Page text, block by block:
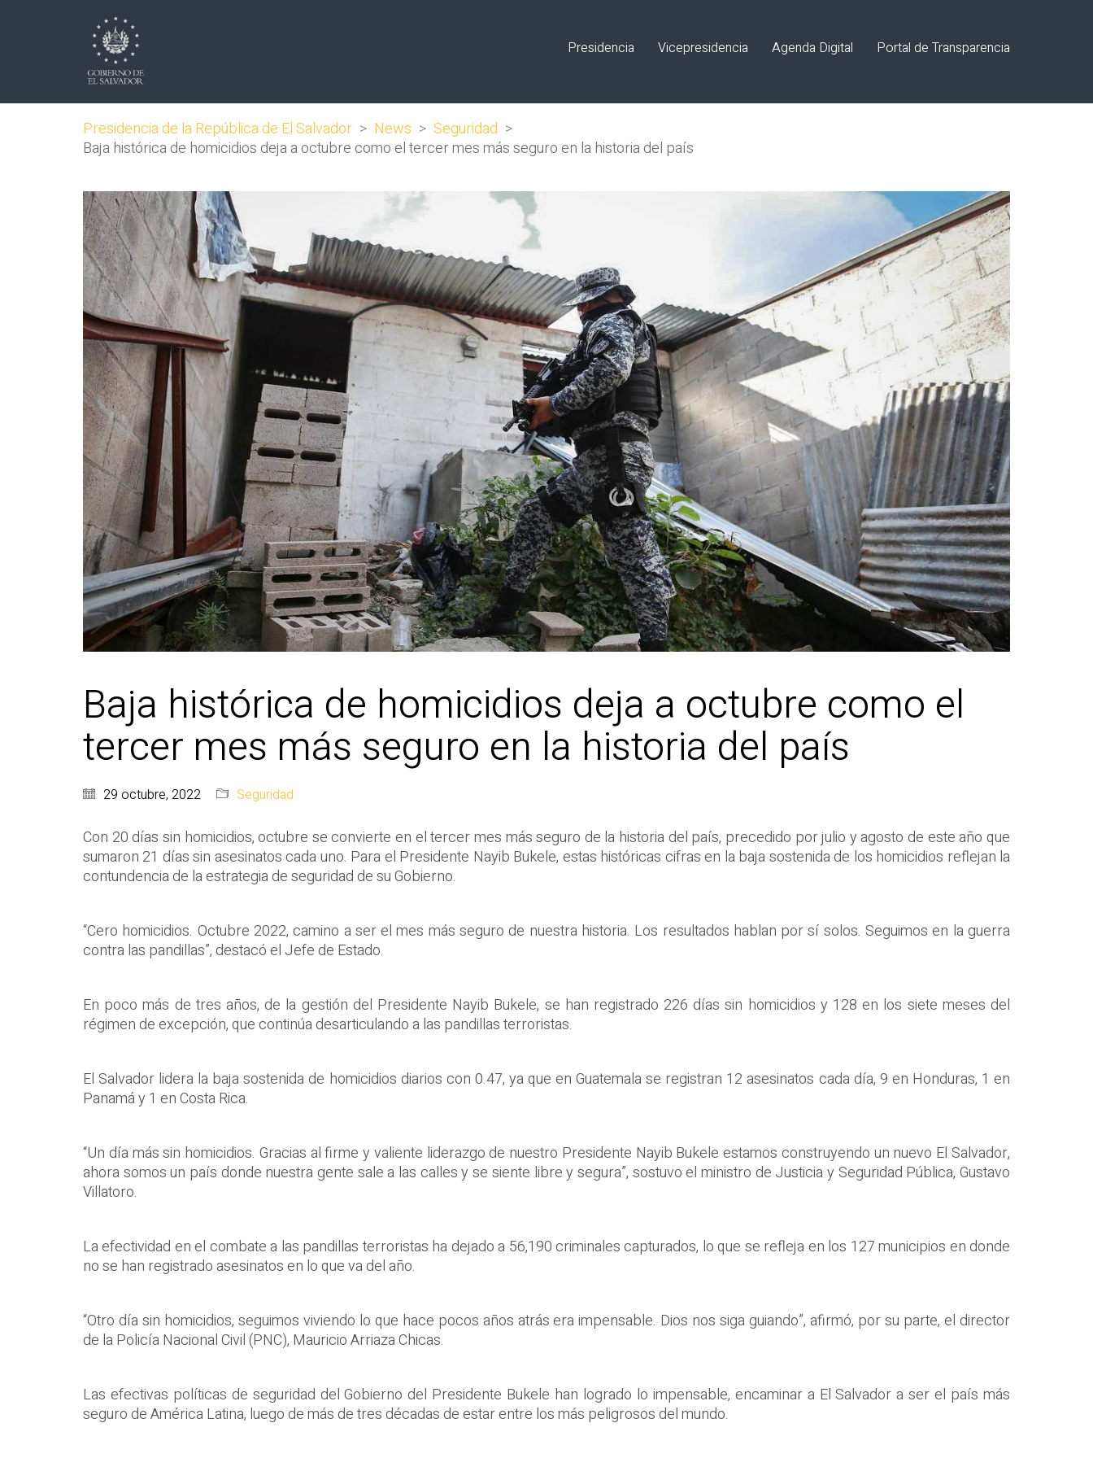
Presidencia Vicepresidencia Agenda Digital Portal de Transparencia
Presidencia de la República de El Salvador > News > Seguridad >
Baja histórica de homicidios deja a octubre como el tercer mes más seguro en la historia del país
Baja histórica de homicidios deja a octubre como el
tercer mes más seguro en la historia del país
29 octubre, 2022 Seguridad
Con 20 días sin homicidios, octubre se convierte en el tercer mes más seguro de la historia del país, precedido por julio y agosto de este año que
sumaron 21 días sin asesinatos cada uno. Para el Presidente Nayib Bukele, estas históricas cifras en la baja sostenida de los homicidios reflejan la
contundencia de la estrategia de seguridad de su Gobierno.
“Cero homicidios. Octubre 2022, camino a ser el mes más seguro de nuestra historia. Los resultados hablan por sí solos. Seguimos en la guerra
contra las pandillas”, destacó el Jefe de Estado.
En poco más de tres años, de la gestión del Presidente Nayib Bukele, se han registrado 226 días sin homicidios y 128 en los siete meses del
régimen de excepción, que continúa desarticulando a las pandillas terroristas.
El Salvador lidera la baja sostenida de homicidios diarios con 0.47, ya que en Guatemala se registran 12 asesinatos cada día, 9 en Honduras, 1 en
Panamá y 1 en Costa Rica.
“Un día más sin homicidios. Gracias al firme y valiente liderazgo de nuestro Presidente Nayib Bukele estamos construyendo un nuevo El Salvador,
ahora somos un país donde nuestra gente sale a las calles y se siente libre y segura”, sostuvo el ministro de Justicia y Seguridad Pública, Gustavo
Villatoro.
La efectividad en el combate a las pandillas terroristas ha dejado a 56,190 criminales capturados, lo que se refleja en los 127 municipios en donde
no se han registrado asesinatos en lo que va del año.
“Otro día sin homicidios, seguimos viviendo lo que hace pocos años atrás era impensable. Dios nos siga guiando”, afirmó, por su parte, el director
de la Policía Nacional Civil (PNC), Mauricio Arriaza Chicas.
Las efectivas políticas de seguridad del Gobierno del Presidente Bukele han logrado lo impensable, encaminar a El Salvador a ser el país más
seguro de América Latina, luego de más de tres décadas de estar entre los más peligrosos del mundo.